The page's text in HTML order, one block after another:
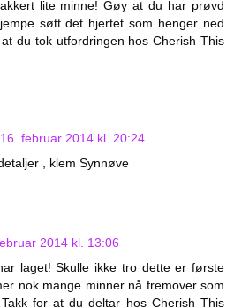
lite minne! Gøy at du har prøvd
søtt det hjertet som henger ned
du tok utfordringen hos Cherish This
16. februar 2014 kl. 20:24
, klem Synnøve
2014 kl. 13:06
laget! Skulle ikke tro dette er første
nok mange minner nå fremover som
for at du deltar hos Cherish This